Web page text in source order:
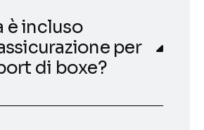
è incluso
per
di boxe?